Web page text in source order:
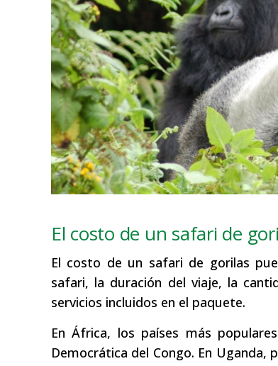
El costo de un safari de
El costo de un safari de gorilas
safari, la duración del viaje, la
servicios incluidos en el paquete.
En África, los países más
Democrática del Congo. En